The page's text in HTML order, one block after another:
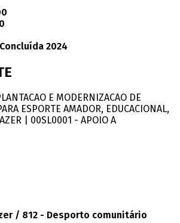
Concluída 2024
E MODERNIZACAO DE
ESPORTE AMADOR, EDUCACIONAL,
| 00SL0001 - APOIO A
/ 812 - Desporto comunitário